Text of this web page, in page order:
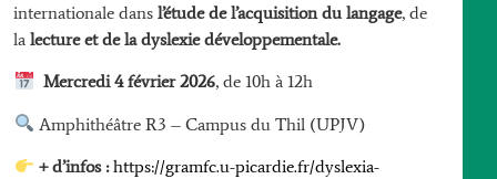
internationale dans l’étude de l’acquisition du langage, de
lalecture et de la dyslexie développementale.
Mercredi 4 février 2026, de 10h à 12h
Amphithéâtre R3 – Campus du Thil (UPJV)
+ d’infos :https://gramfc.u-picardie.fr/dyslexia-